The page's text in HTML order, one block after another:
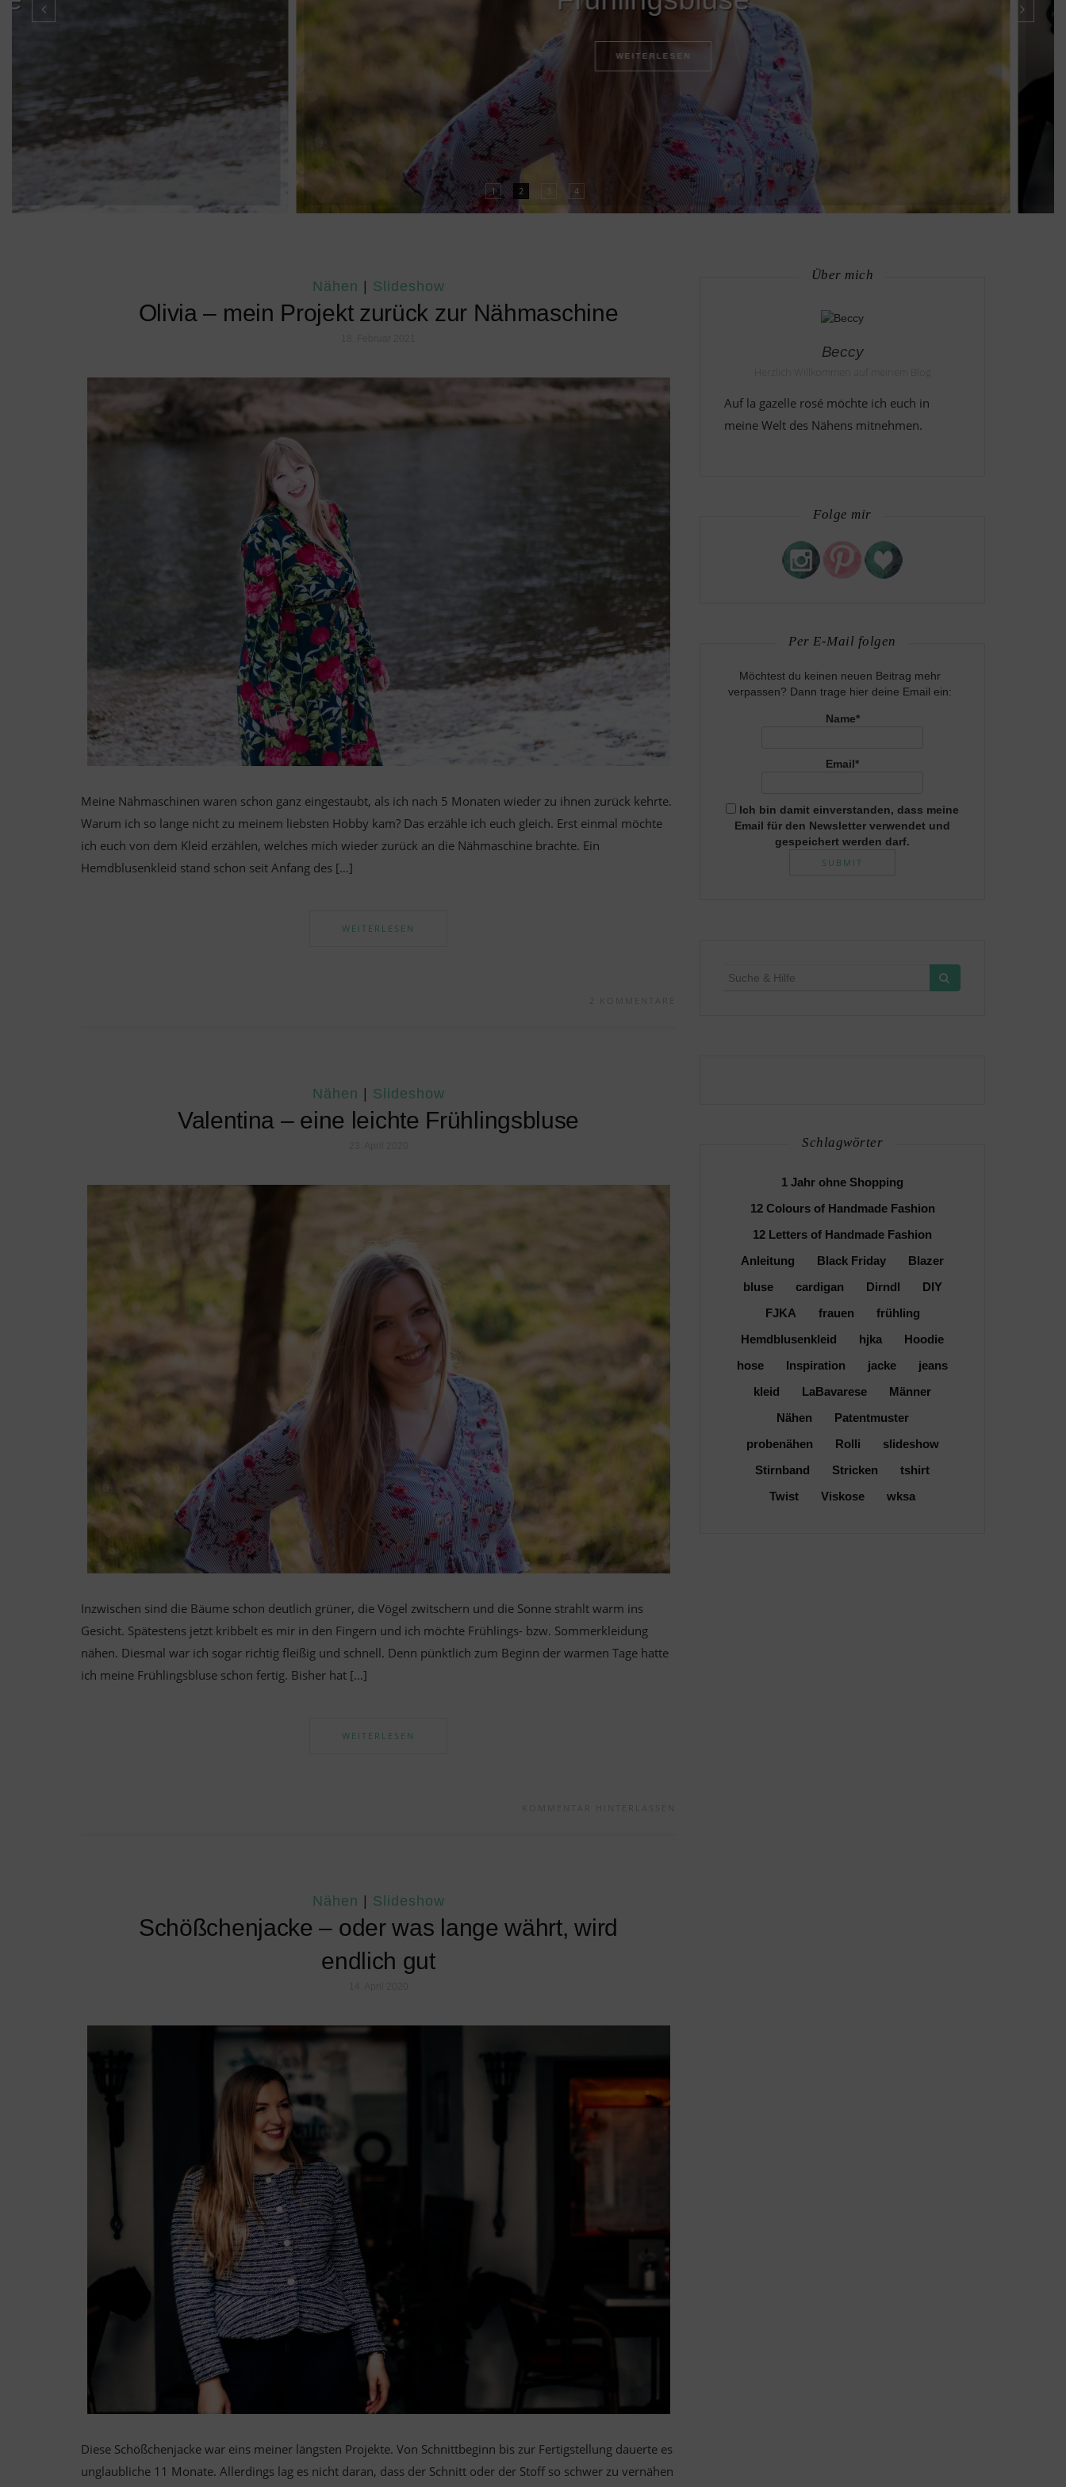
WEITERLESEN
1 2 3 4
Nähen Slideshow
Olivia – mein Projekt zurück zur Nähmaschine
Meine Nähmaschinen waren schon ganz eingestaubt, als ich nach 5 Monaten wieder zu ihnen zurück kehrte.
Warum ich so lange nicht zu meinem liebsten Hobby kam? Das erzähle ich euch gleich. Erst einmal möchte
ich euch von dem Kleid erzählen, welches mich wieder zurück an die Nähmaschine brachte. Ein
Hemdblusenkleid stand schon seit Anfang des […]
WEITERLESEN
Nähen Slideshow
Valentina – eine leichte Frühlingsbluse
Inzwischen sind die Bäume schon deutlich grüner, die Vögel zwitschern und die Sonne strahlt warm ins
Gesicht. Spätestens jetzt kribbelt es mir in den Fingern und ich möchte Frühlings- bzw. Sommerkleidung
nähen. Diesmal war ich sogar richtig fleißig und schnell. Denn pünktlich zum Beginn der warmen Tage hatte
ich meine Frühlingsbluse schon fertig. Bisher hat […]
WEITERLESEN
Nähen Slideshow
Schößchenjacke – oder was lange währt, wird
endlich gut
Diese Schößchenjacke war eins meiner längsten Projekte. Von Schnittbeginn bis zur Fertigstellung dauerte es
unglaubliche 11 Monate. Allerdings lag es nicht daran, dass der Schnitt oder der Stoff so schwer zu vernähen
Über mich
Beccy
Auf la gazelle rosé möchte ich euch in
meine Welt des Nähens mitnehmen.
Folge mir
Per E-Mail folgen
Möchtest du keinen neuen Beitrag mehr
verpassen? Dann trage hier deine Email ein:
Name*
Email*
Ich bin damit einverstanden, dass meine
Email für den Newsletter verwendet und
gespeichert werden darf.
Schlagwörter
1 Jahr ohne Shopping
12 Colours of Handmade Fashion
12 Letters of Handmade Fashion
Anleitung
Black Friday
Blazer
bluse
cardigan Dirndl
DIY
FJKA
frauen
frühling
Hemdblusenkleid
hjka
Hoodie
hose
Inspiration jacke
jeans
kleid
LaBavarese
Männer
Nähen
Patentmuster
probenähen
Rolli
slideshow
Stirnband
Stricken
tshirt
Twist
Viskose wksa